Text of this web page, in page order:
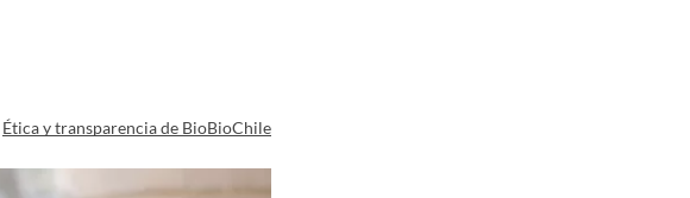
Ética y transparencia de BioBioChile